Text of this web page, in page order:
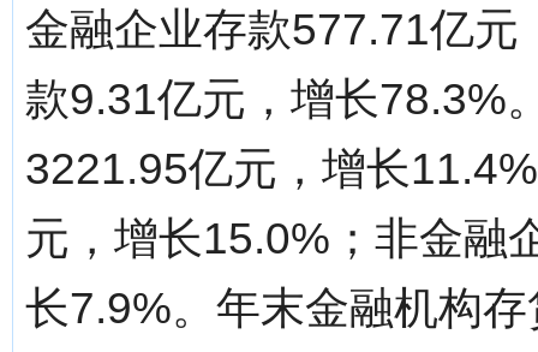
金融企业存款577.71亿
款9.31亿元，增长78.3%
3221.95亿元，增长
元，增长15.0%；非金融
长7.9%。年末金融机构